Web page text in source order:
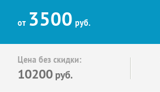
от 3500 руб.
Цена без скидки:
10200 руб.